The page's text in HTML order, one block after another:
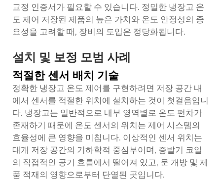
교정 인증서가 필요할 수 있습니다. 정밀한 냉장고 온
도 제어 저장된 제품의 높은 가치와 온도 안정성의 중
요성을 고려할 때, 장비의 도입은 정당화됩니다.
설치 및 보정 모범 사례
적절한 센서 배치 기술
정확한 냉장고 온도 제어를 구현하려면 저장 공간 내
에서 센서를 적절한 위치에 설치하는 것이 첫걸음입니
다. 냉장고는 일반적으로 내부 영역별로 온도 편차가
존재하기 때문에 온도 센서의 위치는 제어 시스템의
효율성에 큰 영향을 미칩니다. 이상적인 센서 위치는
대개 저장 공간의 기하학적 중심부이며, 증발기 코일
의 직접적인 공기 흐름에서 떨어져 있고, 문 개방 및 제
품 적재의 영향으로부터 단열된 곳입니다.